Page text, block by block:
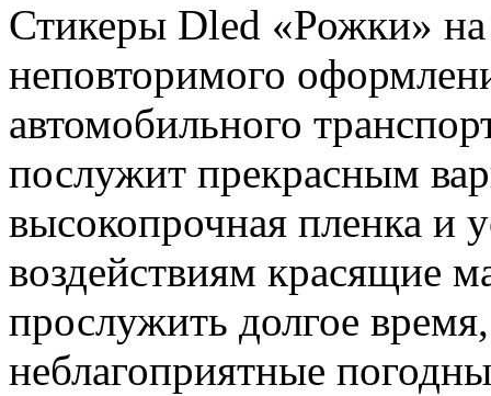
Стикеры Dled «Рожки»
неповторимого
автомобильного
послужит прекрасным
высокопрочная пленка и
воздействиям красящие
прослужить долгое
неблагоприятные